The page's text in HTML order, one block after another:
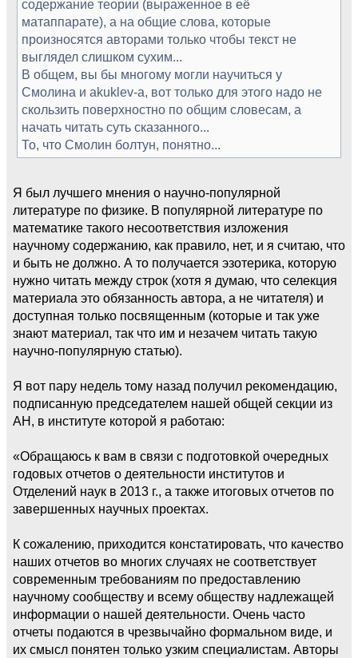
содержание теории (выраженное в её
матаппарате), а на общие слова, которые
произносятся авторами только чтобы текст не
выглядел слишком сухим...
В общем, вы бы многому могли научиться у
Смолина и akuklev-а, вот только для этого надо не
скользить поверхностно по общим словесам, а
начать читать суть сказанного...
То, что Смолин болтун, понятно...
Я был лучшего мнения о научно-популярной
литературе по физике. В популярной литературе по
математике такого несоответствия изложения
научному содержанию, как правило, нет, и я считаю, что
и быть не должно. А то получается эзотерика, которую
нужно читать между строк (хотя я думаю, что селекция
материала это обязанность автора, а не читателя) и
доступная только посвященным (которые и так уже
знают материал, так что им и незачем читать такую
научно-популярную статью).
Я вот пару недель тому назад получил рекомендацию,
подписанную председателем нашей общей секции из
АН, в институте которой я работаю:
«Обращаюсь к вам в связи с подготовкой очередных
годовых отчетов о деятельности институтов и
Отделений наук в 2013 г., а также итоговых отчетов по
завершенных научных проектах.
К сожалению, приходится констатировать, что качество
наших отчетов во многих случаях не соответствует
современным требованиям по предоставлению
научному сообществу и всему обществу надлежащей
информации о нашей деятельности. Очень часто
отчеты подаются в чрезвычайно формальном виде, и
их смысл понятен только узким специалистам. Авторы